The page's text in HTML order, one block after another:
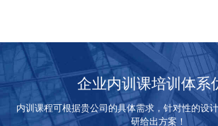
企业内训课培训体系
内训课程可根据贵公司的具体需求，针对性的设
研给出方案！